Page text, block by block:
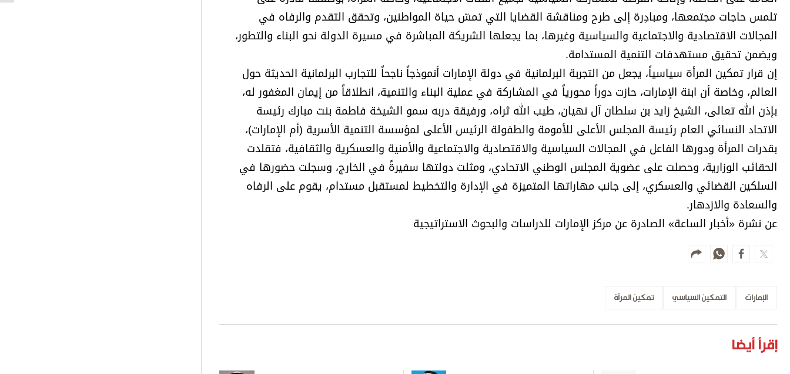
تلمس حاجات مجتمعها، ومبادِرة إلى طرح ومناقشة القضايا التي تمسّ حياة المواطنين، وتحقق التقدم والرفاه في
المجالات الاقتصادية والاجتماعية والسياسية وغيرها، بما يجعلها الشريكة المباشرة في مسيرة الدولة نحو البناء والتطور،
ويضمن تحقيق مستهدفات التنمية المستدامة.
إن قرار تمكين المرأة سياسياً، يجعل من التجربة البرلمانية في دولة الإمارات أنموذجاً ناجحاً للتجارب البرلمانية الحديثة حول
العالم، وخاصة أن ابنة الإمارات، حازت دوراً محورياً في المشاركة في عملية البناء والتنمية، انطلاقاً من إيمان المغفور له،
بإذن الله تعالى، الشيخ زايد بن سلطان آل نهيان، طيب الله ثراه، ورفيقة دربه سمو الشيخة فاطمة بنت مبارك رئيسة
الاتحاد النسائي العام رئيسة المجلس الأعلى للأمومة والطفولة الرئيس الأعلى لمؤسسة التنمية الأسرية (أم الإمارات)،
بقدرات المرأة ودورها الفاعل في المجالات السياسية والاقتصادية والاجتماعية والأمنية والعسكرية والثقافية، فتقلدت
الحقائب الوزارية، وحصلت على عضوية المجلس الوطني الاتحادي، ومثلت دولتها سفيرةً في الخارج، وسجلت حضورها في
السلكين القضائي والعسكري، إلى جانب مهاراتها المتميزة في الإدارة والتخطيط لمستقبل مستدام، يقوم على الرفاه
والسعادة والازدهار.
عن نشرة «أخبار الساعة» الصادرة عن مركز الإمارات للدراسات والبحوث الاستراتيجية
الإمارات التمكين السياسي تمكين المرأة
إقرأ أيضا